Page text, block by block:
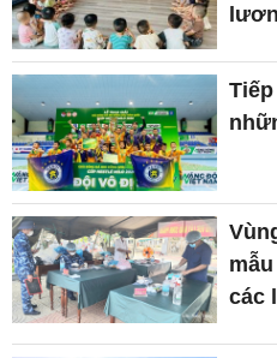
các